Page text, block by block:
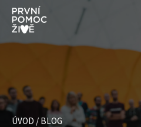
ÚVOD/BLOG